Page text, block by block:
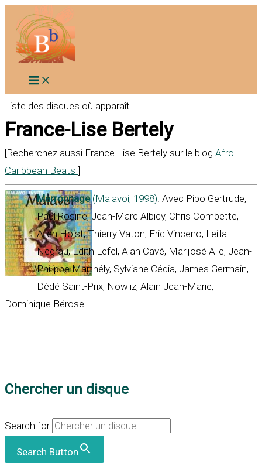
contenu
Liste des disques où apparaît
France-Lise Bertely
[Recherchez aussi France-Lise Bertely sur le blog Afro
Caribbean Beats ]
Marronnage(Malavoi, 1998). Avec Pipo Gertrude,
Paul Rosine, Jean-Marc Albicy, Chris Combette,
Allen Hoist, Thierry Vaton, Eric Vinceno, Leilla
Negrau, Edith Lefel, Alan Cavé, Marijosé Alie, Jean-
Philippe Marthély, Sylviane Cédia, James Germain,
Dédé Saint-Prix, Nowliz, Alain Jean-Marie,
Dominique Bérose…
Chercher un disque
Search for:
Search Button